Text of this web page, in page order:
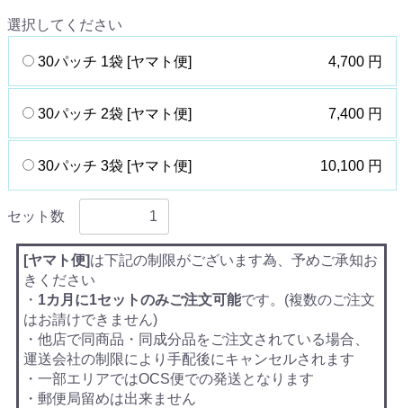
選択してください
30パッチ 1袋 [ヤマト便] 4,700 円
30パッチ 2袋 [ヤマト便] 7,400 円
30パッチ 3袋 [ヤマト便] 10,100 円
セット数
[ヤマト便]は下記の制限がございます為、予めご承知お
きください
・ 1カ月に1セットのみご注文可能です。(複数のご注文
はお請けできません)
・他店で同商品・同成分品をご注文されている場合、
運送会社の制限により手配後にキャンセルされます
・一部エリアではOCS便での発送となります
・郵便局留めは出来ません